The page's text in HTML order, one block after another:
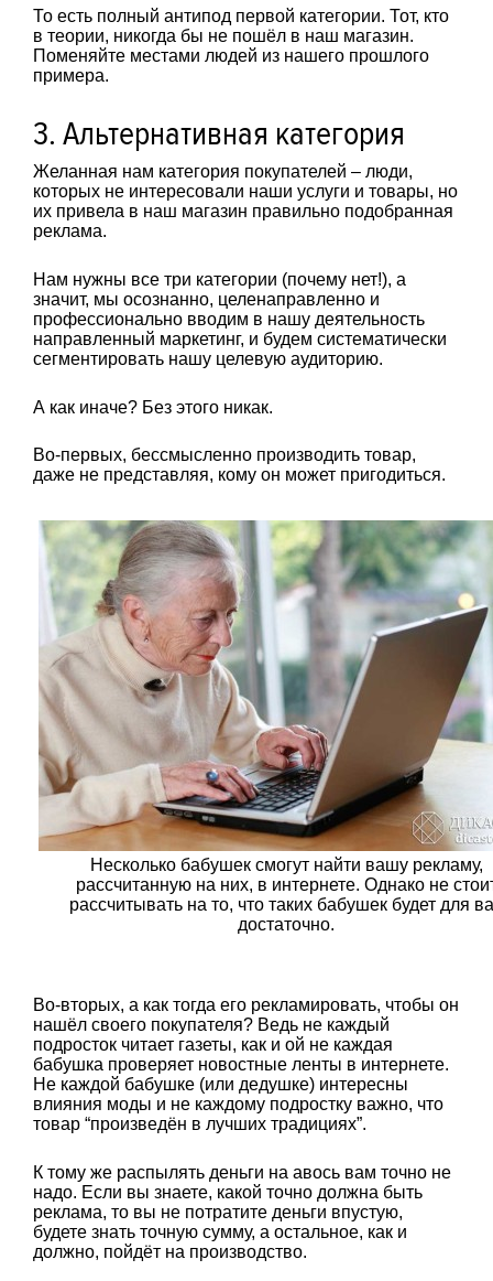
То есть полный антипод первой категории. Тот, кто
в теории, никогда бы не пошёл в наш магазин.
Поменяйте местами людей из нашего прошлого
примера.
3. Альтернативная категория
Желанная нам категория покупателей – люди,
которых не интересовали наши услуги и товары, но
их привела в наш магазин правильно подобранная
реклама.
Нам нужны все три категории (почему нет!), а
значит, мы осознанно, целенаправленно и
профессионально вводим в нашу деятельность
направленный маркетинг, и будем систематически
сегментировать нашу целевую аудиторию.
А как иначе? Без этого никак.
Во-первых, бессмысленно производить товар,
даже не представляя, кому он может пригодиться.
Несколько бабушек смогут найти вашу рекламу,
рассчитанную на них, в интернете. Однако не
рассчитывать на то, что таких бабушек будет для
достаточно.
Во-вторых, а как тогда его рекламировать, чтобы он
нашёл своего покупателя? Ведь не каждый
подросток читает газеты, как и ой не каждая
бабушка проверяет новостные ленты в интернете.
Не каждой бабушке (или дедушке) интересны
влияния моды и не каждому подростку важно, что
товар “произведён в лучших традициях”.
К тому же распылять деньги на авось вам точно не
надо. Если вы знаете, какой точно должна быть
реклама, то вы не потратите деньги впустую,
будете знать точную сумму, а остальное, как и
должно, пойдёт на производство.